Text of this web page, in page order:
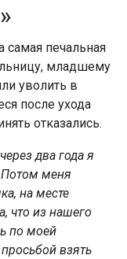
самая печальная
младшему
уволить в
после ухода
отказались.
два года я
Потом меня
на месте
что из нашего
по моей
взять